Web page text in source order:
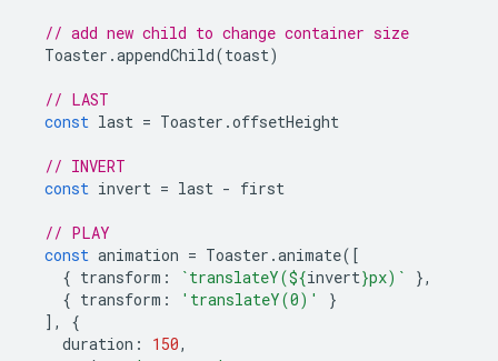
// add new child to change container size
Toaster .appendChild(toast)
// LAST
const last = Toaster .offsetHeight
// INVERT
const invert = last - first
// PLAY
const animation = Toaster .animate([
{ transform : `translateY(${invert}px)`
},
{ transform : 'translateY(0)'
}
],
{
duration : 150,